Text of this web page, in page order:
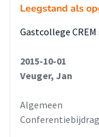
Leegstand als
Gastcollege
2015-10-01
Veuger, Jan
Algemeen